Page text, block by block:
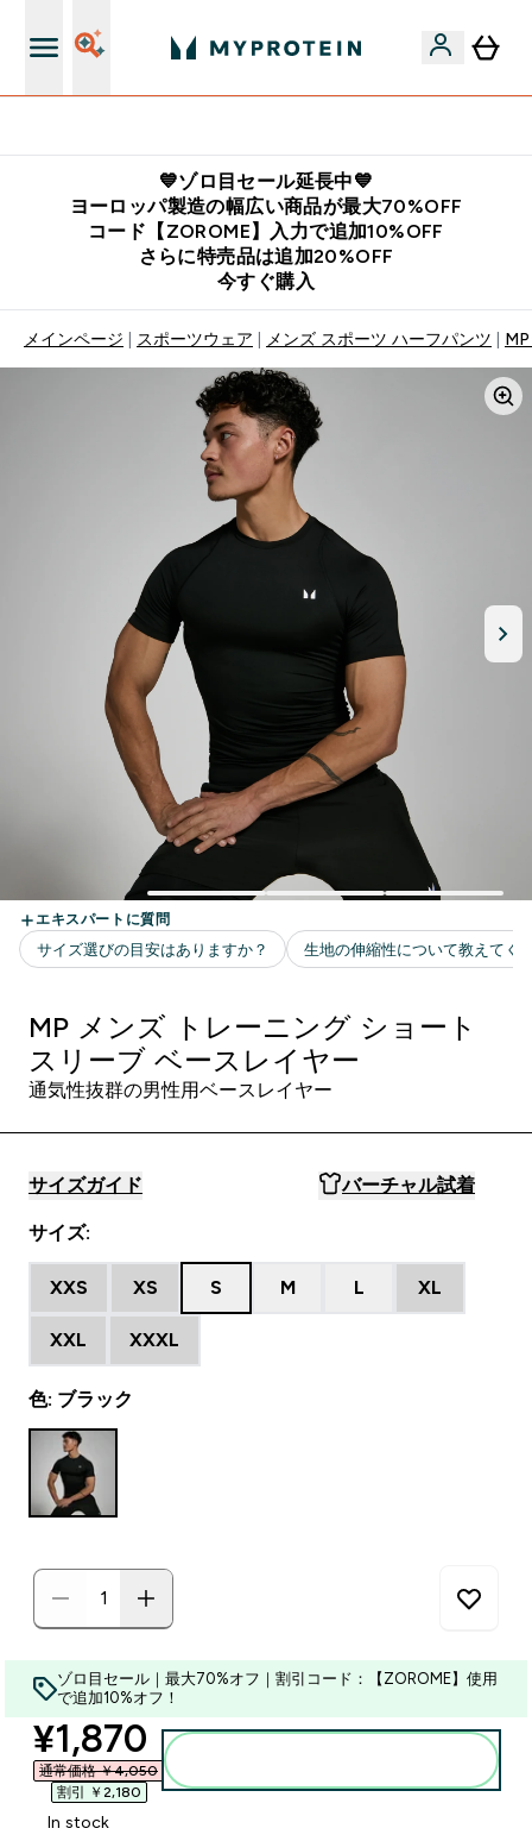
💙ゾロ目セール延長中💙
ヨーロッパ製造の幅広い商品が最大70%OFF
コード【ZOROME】入力で追加10%OFF
さらに特売品は追加20%OFF
今すぐ購入
メインページ スポーツウェア メンズ スポーツ ハーフパンツ
MP メンズ トレーニング ショート
スリーブ ベースレイヤー
通気性抜群の男性用ベースレイヤー
サイズガイド バーチャル試着
サイズ:
XXS XS S M L XL
XXL XXXL
色: ブラック
ゾロ目セール｜最大70%オフ｜割引コード：【ZOROME】使用
で追加10%オフ！
discounted price
¥1,870‎
通常価格 ￥4,050‎
割引 ￥2,180‎
In stock